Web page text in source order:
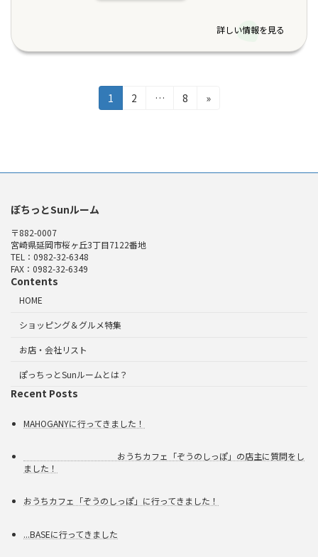
詳しい情報を見る
ペ
ジ
送
り
固
定
1
固
2 …
固
8 »
ぽちっとSunルーム
〒882-0007
宮崎県延岡市桜ヶ丘3丁目7122番地
TEL：0982-32-6348
FAX：0982-32-6349
Contents
HOME
ショッピング＆グルメ特集
お店・会社リスト
ぽっちっとSunルームとは？
Recent Posts
MAHOGANYに行ってきました！
おうちカフェ「ぞうのしっぽ」の店主に質問をし
ました！
おうちカフェ「ぞうのしっぽ」に行ってきました！
...BASEに行ってきました